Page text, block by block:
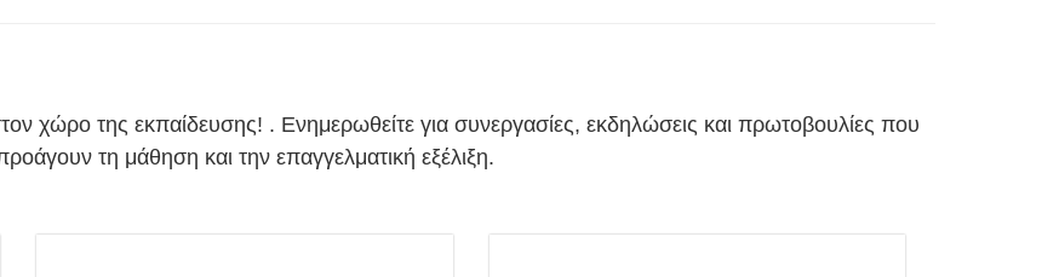
στον χώρο της εκπαίδευσης! . Ενημερωθείτε για συνεργασίες, εκδηλώσεις και πρωτοβουλίες που
τη μάθηση και την επαγγελματική εξέλιξη.